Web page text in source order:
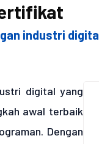
industri
digital yang
awal terbaik
Dengan